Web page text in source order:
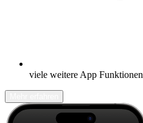
viele weitere App Funktionen